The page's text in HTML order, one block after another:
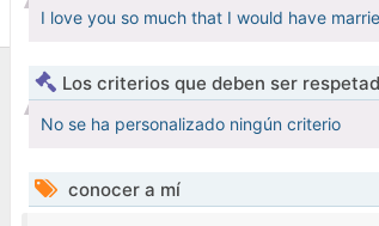
I love you so much that I would have
Los criterios que deben ser
No se ha personalizado ningún criterio
conocer a mí